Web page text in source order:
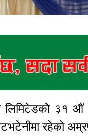
लिमिटेडकोे ३१ औं
रहेको